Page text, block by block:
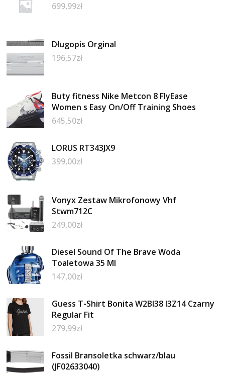
699,99zł
Długopis Orginal
196,57zł
Buty fitness Nike Metcon 8 FlyEase
Women s Easy On/Off Training Shoes
645,50zł
LORUS RT343JX9
399,00zł
Vonyx Zestaw Mikrofonowy Vhf
Stwm712C
249,00zł
Diesel Sound Of The Brave Woda
Toaletowa 35 Ml
147,00zł
Guess T-Shirt Bonita W2BI38 I3Z14 Czarny
Regular Fit
279,99zł
Fossil Bransoletka schwarz/blau
(JF02633040)